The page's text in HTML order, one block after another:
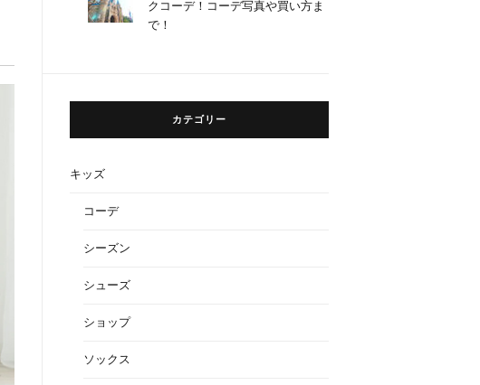
クコーデ！コーデ写真や買い方ま
で！
カテゴリー
キッズ
コーデ
シーズン
シューズ
ショップ
ソックス